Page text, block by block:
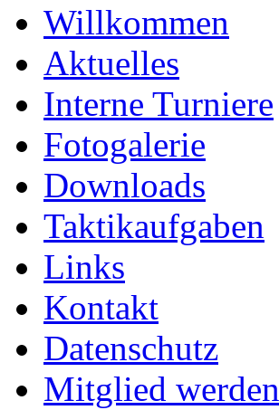
Willkommen
Aktuelles
Interne Turniere
Fotogalerie
Downloads
Taktikaufgaben
Links
Kontakt
Datenschutz
Mitglied werden